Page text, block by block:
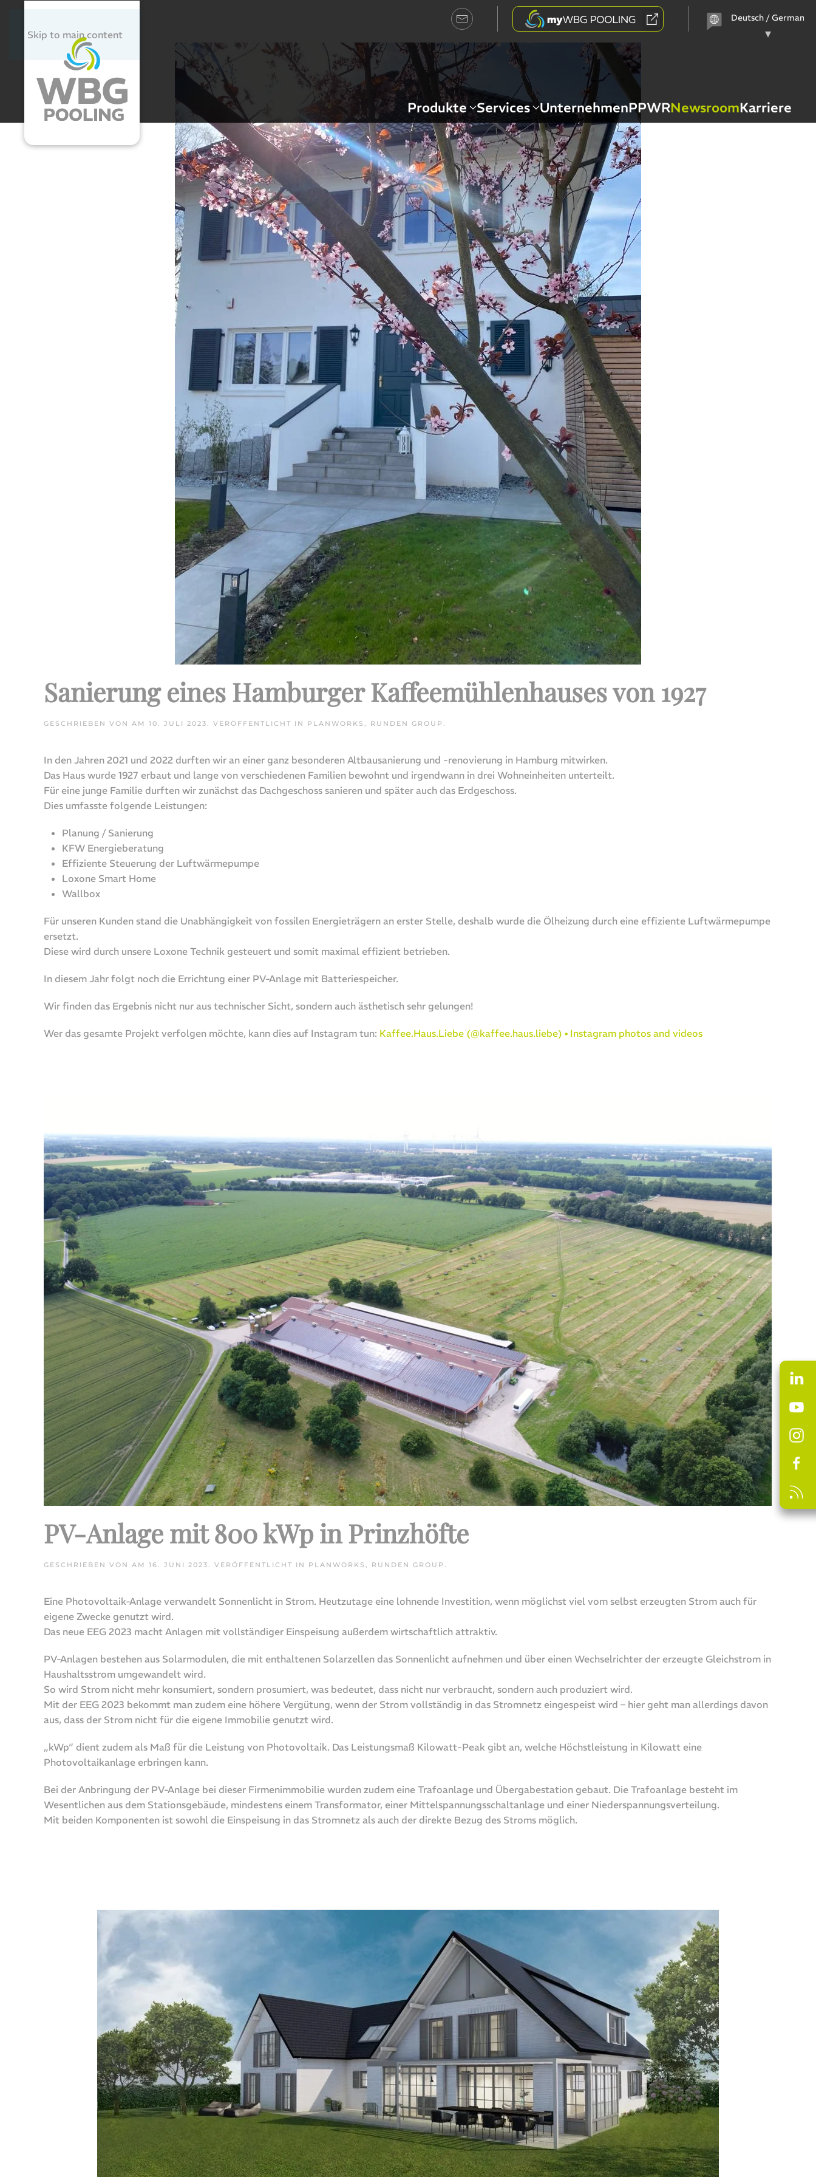
Skip to main content
Sprache
auswählen
Produkte Services UnternehmenPPWRNewsroomKarriere
Sanierung eines Hamburger Kaffeemühlenhauses von 1927
GESCHRIEBEN VON AM 10. JULI 2023. VERÖFFENTLICHT IN PLANWORKS , RUNDEN GROUP .
In den Jahren 2021 und 2022 durften wir an einer ganz besonderen Altbausanierung und -renovierung in Hamburg mitwirken.
Das Haus wurde 1927 erbaut und lange von verschiedenen Familien bewohnt und irgendwann in drei Wohneinheiten unterteilt.
Für eine junge Familie durften wir zunächst das Dachgeschoss sanieren und später auch das Erdgeschoss.
Dies umfasste folgende Leistungen:
Planung / Sanierung
KFW Energieberatung
Effiziente Steuerung der Luftwärmepumpe
Loxone Smart Home
Wallbox
Für unseren Kunden stand die Unabhängigkeit von fossilen Energieträgern an erster Stelle, deshalb wurde die Ölheizung durch eine effiziente Luftwärmepumpe
ersetzt.
Diese wird durch unsere Loxone Technik gesteuert und somit maximal effizient betrieben.
In diesem Jahr folgt noch die Errichtung einer PV-Anlage mit Batteriespeicher.
Wir finden das Ergebnis nicht nur aus technischer Sicht, sondern auch ästhetisch sehr gelungen!
Wer das gesamte Projekt verfolgen möchte, kann dies auf Instagram tun: Kaffee.Haus.Liebe (@kaffee.haus.liebe) • Instagram photos and videos
PV-Anlage mit 800 kWp in Prinzhöfte
GESCHRIEBEN VON AM 16. JUNI 2023 . VERÖFFENTLICHT IN PLANWORKS RUNDEN GROUP
Eine Photovoltaik-Anlage verwandelt Sonnenlicht in Strom. Heutzutage eine lohnende Investition, wenn möglichst viel vom selbst erzeugten Strom auch für
eigene Zwecke genutzt wird.
Das neue EEG 2023 macht Anlagen mit vollständiger Einspeisung außerdem wirtschaftlich attraktiv.
PV-Anlagen bestehen aus Solarmodulen, die mit enthaltenen Solarzellen das Sonnenlicht aufnehmen und über einen Wechselrichter der erzeugte Gleichstrom in
Haushaltsstrom umgewandelt wird.
So wird Strom nicht mehr konsumiert, sondern prosumiert, was bedeutet, dass nicht nur verbraucht, sondern auch produziert wird.
Mit der EEG 2023 bekommt man zudem eine höhere Vergütung, wenn der Strom vollständig in das Stromnetz eingespeist wird – hier geht man allerdings davon
aus, dass der Strom nicht für die eigene Immobilie genutzt wird.
„kWp“ dient zudem als Maß für die Leistung von Photovoltaik. Das Leistungsmaß Kilowatt-Peak gibt an, welche Höchstleistung in Kilowatt eine
Photovoltaikanlage erbringen kann.
Bei der Anbringung der PV-Anlage bei dieser Firmenimmobilie wurden zudem eine Trafoanlage und Übergabestation gebaut. Die Trafoanlage besteht im
Wesentlichen aus dem Stationsgebäude, mindestens einem Transformator, einer Mittelspannungsschaltanlage und einer Niederspannungsverteilung.
Mit beiden Komponenten ist sowohl die Einspeisung in das Stromnetz als auch der direkte Bezug des Stroms möglich.